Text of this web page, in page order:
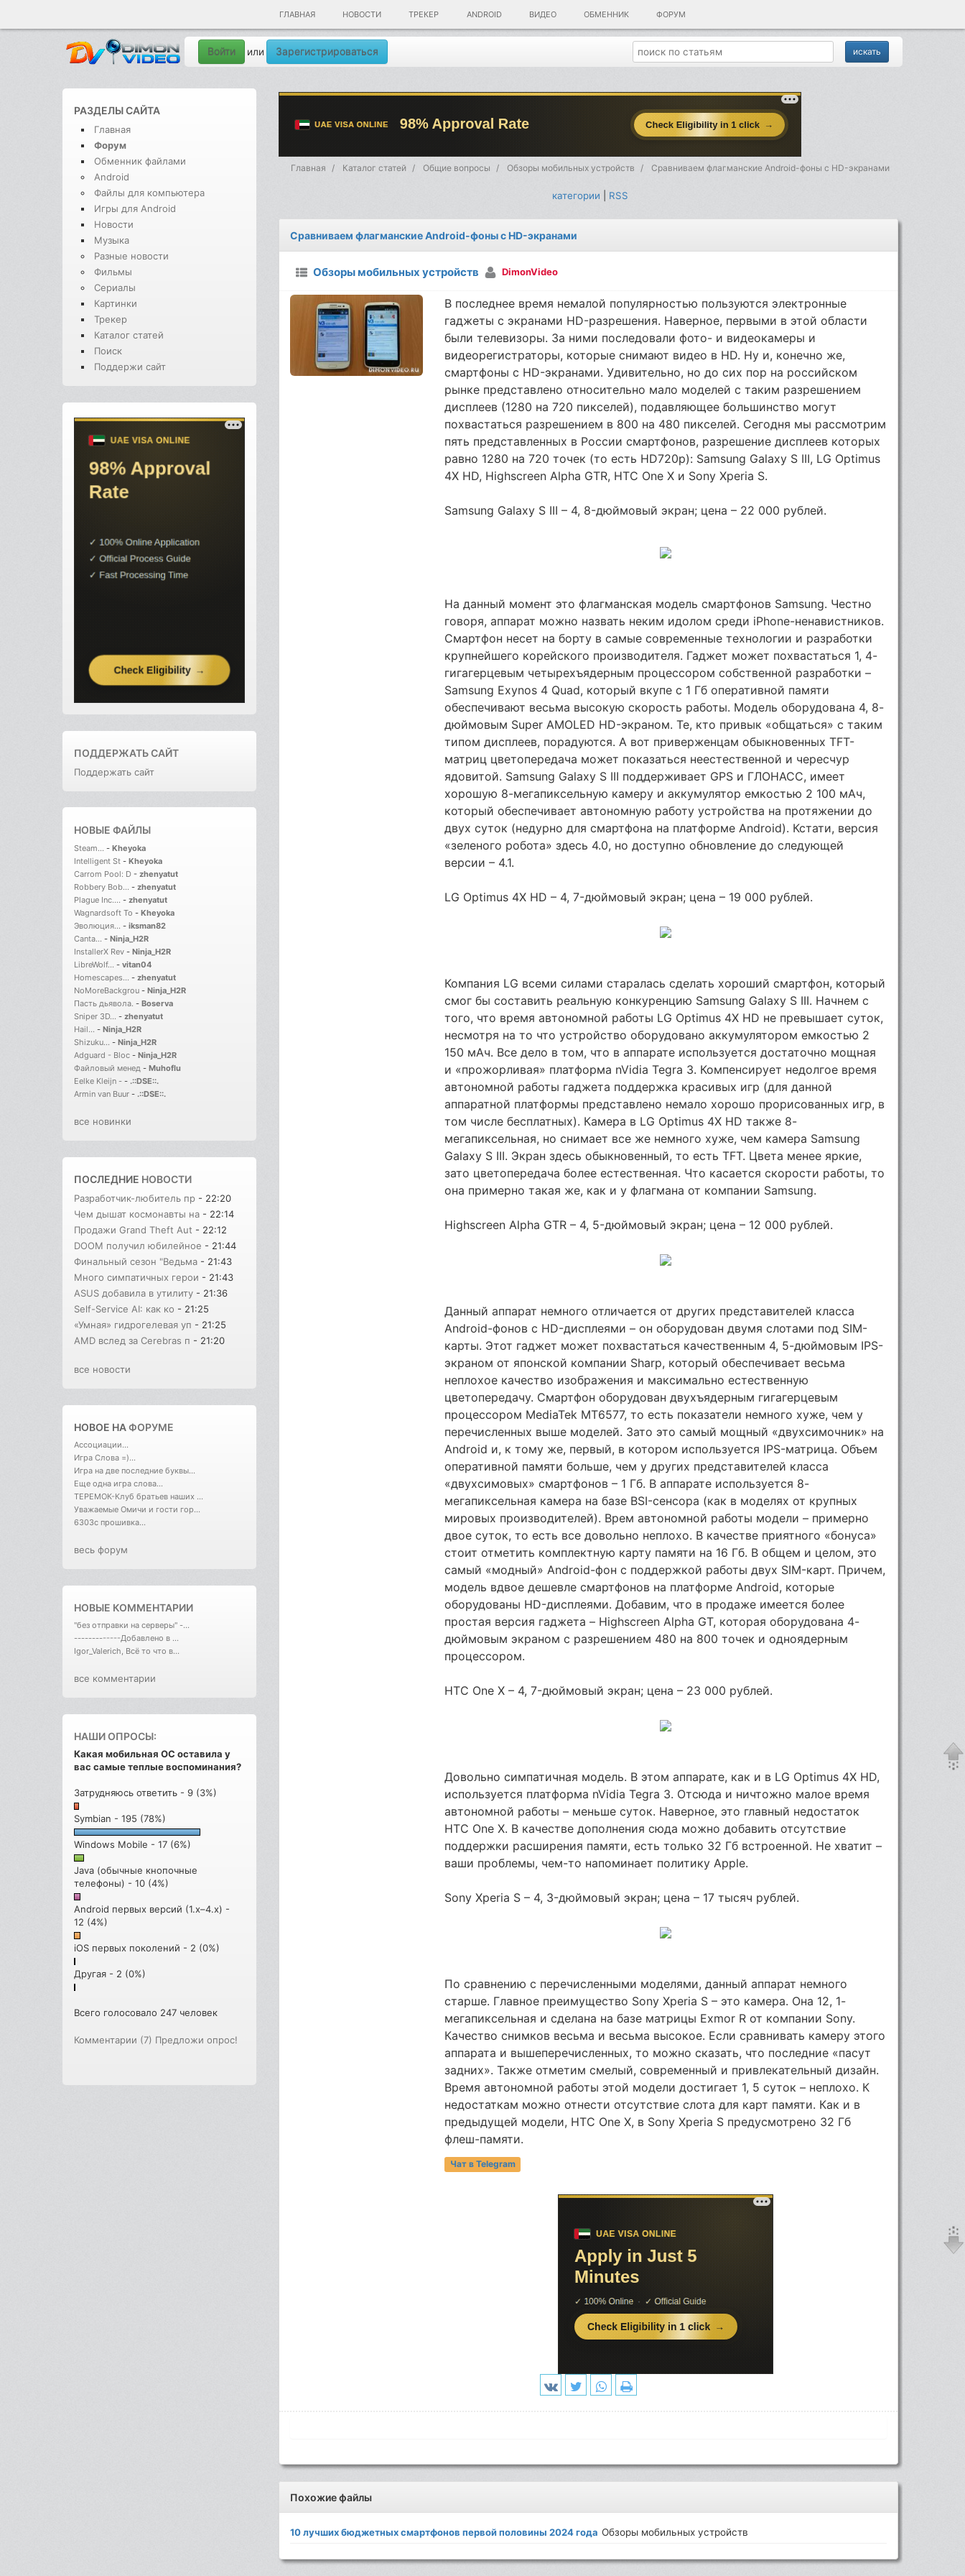
ГЛАВНАЯ НОВОСТИ ТРЕКЕР ANDROID ВИДЕО ОБМЕННИК ФОРУМ
Войти или Зарегистрироваться
РАЗДЕЛЫ САЙТА
Главная
Форум
Обменник файлами
Android
Файлы для компьютера
Игры для Android
Новости
Музыка
Разные новости
Фильмы
Сериалы
Картинки
Трекер
Каталог статей
Поиск
Поддержи сайт
ПОДДЕРЖАТЬ САЙТ
Поддержать сайт
НОВЫЕ ФАЙЛЫ
Steam... - Kheyoka
Intelligent St - Kheyoka
Carrom Pool: D - zhenyatut
Robbery Bob... - zhenyatut
Plague Inc.... - zhenyatut
Wagnardsoft To - Kheyoka
Эволюция... - iksman82
Canta... - Ninja_H2R
InstallerX Rev - Ninja_H2R
LibreWolf... - vitan04
Homescapes... - zhenyatut
NoMoreBackgrou - Ninja_H2R
Пасть дьявола. - Boserva
Sniper 3D... - zhenyatut
Hail... - Ninja_H2R
Shizuku... - Ninja_H2R
Adguard - Bloc - Ninja_H2R
Файловый менед - Muhoflu
Eelke Kleijn - - .::DSE::.
Armin van Buur - .::DSE::.
все новинки
ПОСЛЕДНИЕ НОВОСТИ
Разработчик-любитель пр - 22:20
Чем дышат космонавты на - 22:14
Продажи Grand Theft Aut - 22:12
DOOM получил юбилейное - 21:44
Финальный сезон "Ведьма - 21:43
Много симпатичных герои - 21:43
ASUS добавила в утилиту - 21:36
Self-Service AI: как ко - 21:25
«Умная» гидрогелевая уп - 21:25
AMD вслед за Cerebras п - 21:20
все новости
НОВОЕ НАФОРУМЕ
Ассоциации...
Игра Слова =)...
Игра на две последние буквы...
Еще одна игра слова...
ТЕРЕМОК-Клуб братьев наших ...
Уважаемые Омичи и гости гор...
6303с прошивка...
весь форум
НОВЫЕ КОММЕНТАРИИ
"без отправки на серверы" -...
-------------Добавлено в ...
Igor_Valerich, Всё то что в...
все комментарии
НАШИ ОПРОСЫ:
Какая мобильная ОС оставила у
вас самые теплые воспоминания?
Затрудняюсь ответить - 9 (3%)
Symbian - 195 (78%)
Windows Mobile - 17 (6%)
Java (обычные кнопочные
телефоны) - 10 (4%)
Android первых версий (1.x–4.x) -
12 (4%)
iOS первых поколений - 2 (0%)
Другая - 2 (0%)
Всего голосовало 247 человек
Комментарии (7) Предложи опрос!
Главная Каталог статей Общие вопросы Обзоры мобильных устройств Сравниваем флагманские Android-фоны с HD-экранами
категории RSS
Сравниваем флагманские Android-фоны с HD-экранами
Обзоры мобильных устройств DimonVideo
В последнее время немалой популярностью пользуются электронные
гаджеты с экранами HD-разрешения. Наверное, первыми в этой области
были телевизоры. За ними последовали фото- и видеокамеры и
видеорегистраторы, которые снимают видео в HD. Ну и, конечно же,
смартфоны с HD-экранами. Удивительно, но до сих пор на российском
рынке представлено относительно мало моделей с таким разрешением
дисплеев (1280 на 720 пикселей), подавляющее большинство могут
похвастаться разрешением в 800 на 480 пикселей. Сегодня мы рассмотрим
пять представленных в России смартфонов, разрешение дисплеев которых
равно 1280 на 720 точек (то есть HD720p): Samsung Galaxy S III, LG Optimus
4X HD, Highscreen Alpha GTR, HTC One X и Sony Xperia S.
Samsung Galaxy S III – 4, 8-дюймовый экран; цена – 22 000 рублей.
На данный момент это флагманская модель смартфонов Samsung. Честно
говоря, аппарат можно назвать неким идолом среди iPhone-ненавистников.
Смартфон несет на борту в самые современные технологии и разработки
крупнейшего корейского производителя. Гаджет может похвастаться 1, 4-
гигагерцевым четырехъядерным процессором собственной разработки –
Samsung Exynos 4 Quad, который вкупе с 1 Гб оперативной памяти
обеспечивают весьма высокую скорость работы. Модель оборудована 4, 8-
дюймовым Super AMOLED HD-экраном. Те, кто привык «общаться» с таким
типом дисплеев, порадуются. А вот приверженцам обыкновенных TFT-
матриц цветопередача может показаться неестественной и чересчур
ядовитой. Samsung Galaxy S III поддерживает GPS и ГЛОНАСС, имеет
хорошую 8-мегапиксельную камеру и аккумулятор емкостью 2 100 мАч,
который обеспечивает автономную работу устройства на протяжении до
двух суток (недурно для смартфона на платформе Android). Кстати, версия
«зеленого робота» здесь 4.0, но доступно обновление до следующей
версии – 4.1.
LG Optimus 4X HD – 4, 7-дюймовый экран; цена – 19 000 рублей.
Компания LG всеми силами старалась сделать хороший смартфон, который
смог бы составить реальную конкуренцию Samsung Galaxy S III. Начнем с
того, что время автономной работы LG Optimus 4X HD не превышает суток,
несмотря на то что устройство оборудовано аккумулятором емкостью 2
150 мАч. Все дело в том, что в аппарате используется достаточно мощная
и «прожорливая» платформа nVidia Tegra 3. Компенсирует недолгое время
автономной работы гаджета поддержка красивых игр (для данной
аппаратной платформы представлено немало хорошо прорисованных игр, в
том числе бесплатных). Камера в LG Optimus 4X HD также 8-
мегапиксельная, но снимает все же немного хуже, чем камера Samsung
Galaxy S III. Экран здесь обыкновенный, то есть TFT. Цвета менее яркие,
зато цветопередача более естественная. Что касается скорости работы, то
она примерно такая же, как и у флагмана от компании Samsung.
Highscreen Alpha GTR – 4, 5-дюймовый экран; цена – 12 000 рублей.
Данный аппарат немного отличается от других представителей класса
Android-фонов с HD-дисплеями – он оборудован двумя слотами под SIM-
карты. Этот гаджет может похвастаться качественным 4, 5-дюймовым IPS-
экраном от японской компании Sharp, который обеспечивает весьма
неплохое качество изображения и максимально естественную
цветопередачу. Смартфон оборудован двухъядерным гигагерцевым
процессором MediaTek MT6577, то есть показатели немного хуже, чем у
перечисленных выше моделей. Зато это самый мощный «двухсимочник» на
Android и, к тому же, первый, в котором используется IPS-матрица. Объем
оперативной памяти больше, чем у других представителей класса
«двухсимовых» смартфонов – 1 Гб. В аппарате используется 8-
мегапиксельная камера на базе BSI-сенсора (как в моделях от крупных
мировых производителей). Врем автономной работы модели – примерно
двое суток, то есть все довольно неплохо. В качестве приятного «бонуса»
стоит отметить комплектную карту памяти на 16 Гб. В общем и целом, это
самый «модный» Android-фон с поддержкой работы двух SIM-карт. Причем,
модель вдвое дешевле смартфонов на платформе Android, которые
оборудованы HD-дисплеями. Добавим, что в продаже имеется более
простая версия гаджета – Highscreen Alpha GT, которая оборудована 4-
дюймовым экраном с разрешением 480 на 800 точек и одноядерным
процессором.
HTC One X – 4, 7-дюймовый экран; цена – 23 000 рублей.
Довольно симпатичная модель. В этом аппарате, как и в LG Optimus 4X HD,
используется платформа nVidia Tegra 3. Отсюда и ничтожно малое время
автономной работы – меньше суток. Наверное, это главный недостаток
HTC One X. В качестве дополнения сюда можно добавить отсутствие
поддержки расширения памяти, есть только 32 Гб встроенной. Не хватит –
ваши проблемы, чем-то напоминает политику Apple.
Sony Xperia S – 4, 3-дюймовый экран; цена – 17 тысяч рублей.
По сравнению с перечисленными моделями, данный аппарат немного
старше. Главное преимущество Sony Xperia S – это камера. Она 12, 1-
мегапиксельная и сделана на базе матрицы Exmor R от компании Sony.
Качество снимков весьма и весьма высокое. Если сравнивать камеру этого
аппарата и вышеперечисленных, то можно сказать, что последние «пасут
задних». Также отметим смелый, современный и привлекательный дизайн.
Время автономной работы этой модели достигает 1, 5 суток – неплохо. К
недостаткам можно отнести отсутствие слота для карт памяти. Как и в
предыдущей модели, HTC One X, в Sony Xperia S предусмотрено 32 Гб
флеш-памяти.
Чат в Telegram
Похожие файлы
10 лучших бюджетных смартфонов первой половины 2024 года Обзоры мобильных устройств